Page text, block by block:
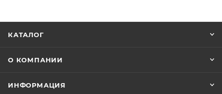
КАТАЛОГ
О КОМПАНИИ
ИНФОРМАЦИЯ